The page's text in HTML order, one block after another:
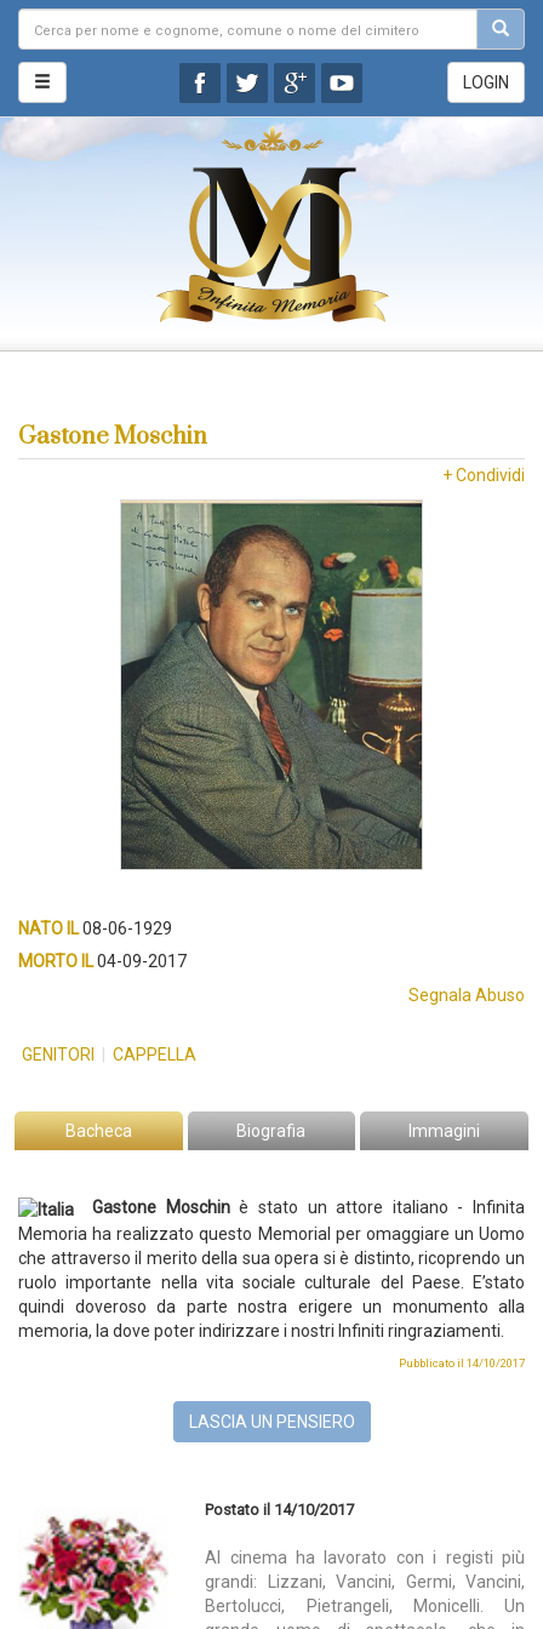
LOGIN
Gastone Moschin
+ Condividi
NATO IL08-06-1929
MORTO IL04-09-2017
Segnala Abuso
GENITORI CAPPELLA
Bacheca Biografia Immagini
Gastone Moschinè stato un attore italiano -
Infinita
Memoria ha realizzato questo Memorial per omaggiare un Uomo
che attraverso il merito della sua opera si è distinto, ricoprendo un
ruolo importante nella vita sociale culturale del Paese. E’stato
quindi doveroso da parte nostra erigere un monumento alla
memoria, la dove poter indirizzare i nostri Infiniti ringraziamenti.
Pubblicato il 14/10/2017
LASCIA UN PENSIERO
Postato il 14/10/2017
Al cinema ha lavorato con i registi più
grandi: Lizzani, Vancini, Germi, Vancini,
Bertolucci, Pietrangeli, Monicelli. Un